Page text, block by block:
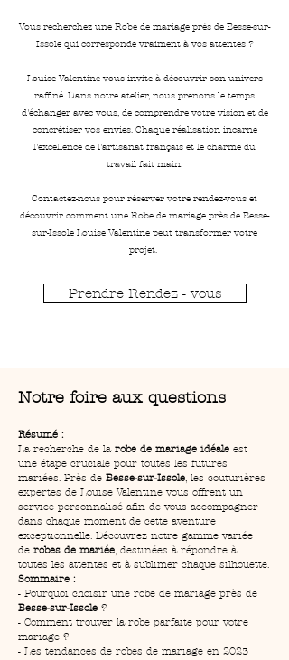
Vous recherchez une Robe de mariage près de Besse-sur-
Issole qui corresponde vraiment à vos attentes ?
Louise Valentine vous invite à découvrir son univers
raffiné. Dans notre atelier, nous prenons le temps
d'échanger avec vous, de comprendre votre vision et de
concrétiser vos envies. Chaque réalisation incarne
l'excellence de l'artisanat français et le charme du
travail fait main.
Contactez-nous pour réserver votre rendez-vous et
découvrir comment une Robe de mariage près de Besse-
sur-Issole Louise Valentine peut transformer votre
projet.
Prendre Rendez - vous
Notre foire aux questions
Résumé :
La recherche de la robe de mariage idéale est
une étape cruciale pour toutes les futures
mariées. Près de Besse-sur-Issole, les couturières
expertes de Louise Valentine vous offrent un
service personnalisé afin de vous accompagner
dans chaque moment de cette aventure
exceptionnelle. Découvrez notre gamme variée
de robes de mariée, destinées à répondre à
toutes les attentes et à sublimer chaque silhouette.
Sommaire :
- Pourquoi choisir une robe de mariage près de
Besse-sur-Issole ?
- Comment trouver la robe parfaite pour votre
mariage ?
- Les tendances de robes de mariage en 2023